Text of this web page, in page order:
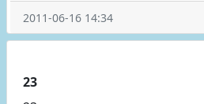
2011-06-16 14:34
23